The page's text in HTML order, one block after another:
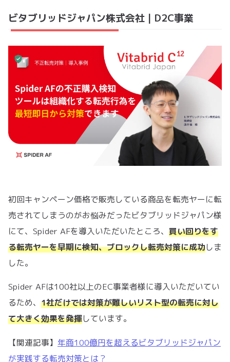
ビタブリッドジャパン株式会社｜D2C事業
初回キャンペーン価格で販売している商品を転売ヤーに転
売されてしまうのがお悩みだったビタブリッドジャパン様
にて、Spider AFを導入いただいたところ、 買い回りをす
る転売ヤーを早期に検知、ブロックし転売対策に成功しま
した。
Spider AFは100社以上のEC事業者様に導入いただいてい
るため、 1社だけでは対策が難しいリスト型の転売に対し
て大きく効果を発揮しています。
【関連記事】 年商100億円を超えるビタブリッドジャパン
が実践する転売対策とは？